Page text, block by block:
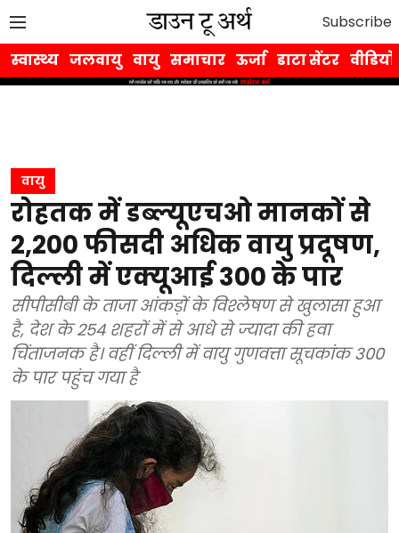
Subscribe
स्वास्थ्य जलवायु वायु समाचार ऊर्जा डाटा सेंटर वीडियो
वायु
रोहतक में डब्ल्यूएचओ मानकों से
2,200 फीसदी अधिक वायु प्रदूषण,
दिल्ली में एक्यूआई 300 के पार
सीपीसीबी के ताजा आंकड़ों के विश्लेषण से खुलासा हुआ
है, देश के 254 शहरों में से आधे से ज्यादा की हवा
चिंताजनक है। वहीं दिल्ली में वायु गुणवत्ता सूचकांक 300
के पार पहुंच गया है